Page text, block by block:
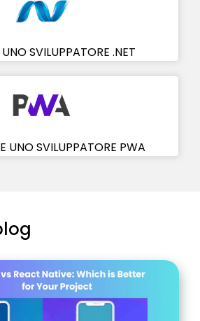
SVILUPPATORE .NET
UNO SVILUPPATORE PWA